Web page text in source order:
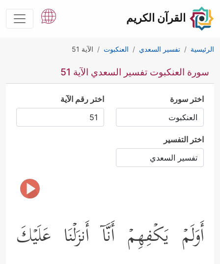
القرآن الكريم
الرئيسية تفسير السعدي العنكبوت الآية 51
سورة العنكبوت تفسير السعدي الآية 51
اختر سورة اختر رقم الآية
اختر التفسير
أَوَلَمۡ یَكۡفِهِمۡ أَنَّاۤ أَنزَلۡنَا عَلَیۡكَ